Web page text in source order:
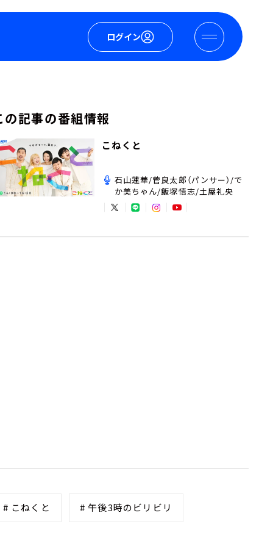
ログイン
の記事の番組情報
こねくと
石山蓮華/菅良太郎（パンサー）/で
か美ちゃん/飯塚悟志/土屋礼央
# こねくと # 午後3時のビリビリ